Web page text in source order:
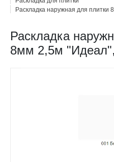
Раскладка наружная для
Раскладка
8мм 2,5м